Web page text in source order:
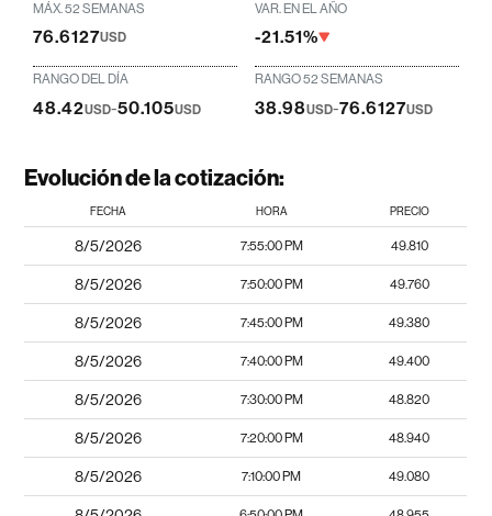
MÁX. 52 SEMANAS
76.6127USD
VAR. EN EL AÑO
-21.51%
RANGO DEL DÍA
48.42USD-50.105USD
RANGO 52 SEMANAS
38.98USD-76.6127USD
Evolución de la cotización:
FECHA HORA PRECIO
8/5/2026 7:55:00 PM 49.810
8/5/2026 7:50:00 PM 49.760
8/5/2026 7:45:00 PM 49.380
8/5/2026 7:40:00 PM 49.400
8/5/2026 7:30:00 PM 48.820
8/5/2026 7:20:00 PM 48.940
8/5/2026 7:10:00 PM 49.080